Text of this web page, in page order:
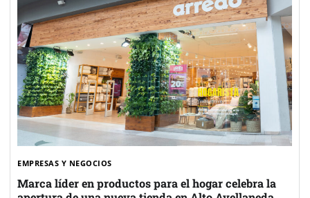
EMPRESAS Y NEGOCIOS
Marca líder en productos para el hogar celebra la